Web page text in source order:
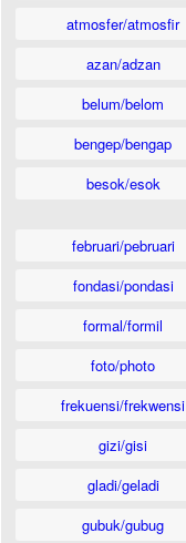
atmosfer/atmosfir
azan/adzan
belum/belom
bengep/bengap
besok/esok
februari/pebruari
fondasi/pondasi
formal/formil
foto/photo
frekuensi/frekwensi
gizi/gisi
gladi/geladi
gubuk/gubug